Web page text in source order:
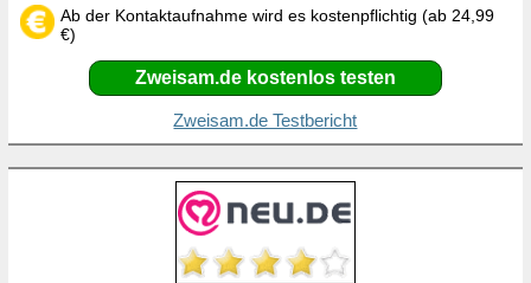
Ab der Kontaktaufnahme wird es kostenpflichtig (ab 24,99
€)
Zweisam.de kostenlos testen
Zweisam.de Testbericht